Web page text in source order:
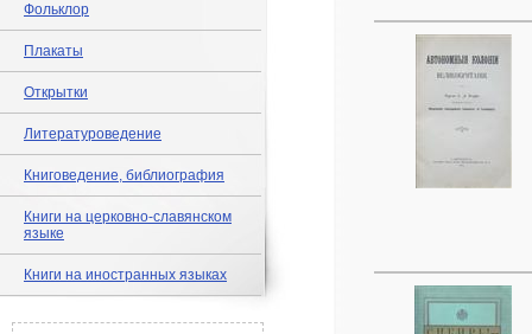
Фольклор
Плакаты
Открытки
Литературоведение
Книговедение, библиография
Книги на церковно-славянском
языке
Книги на иностранных языках